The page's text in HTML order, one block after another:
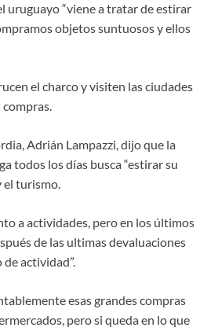
uruguayo “viene a tratar de estirar
objetos suntuosos y ellos
el charco y visiten las ciudades
Adrián Lampazzi, dijo que la
todos los días busca “estirar su
el turismo.
a actividades, pero en los últimos
de las ultimas devaluaciones
actividad”.
esas grandes compras
pero si queda en lo que